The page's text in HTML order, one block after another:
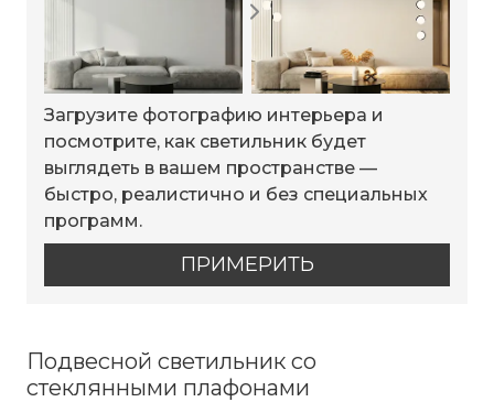
Загрузите фотографию интерьера и
посмотрите, как светильник будет
выглядеть в вашем пространстве —
быстро, реалистично и без специальных
программ.
ПРИМЕРИТЬ
Подвесной светильник со
стеклянными плафонами